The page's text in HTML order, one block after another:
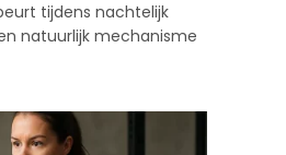
tijdens nachtelijk
natuurlijk mechanisme